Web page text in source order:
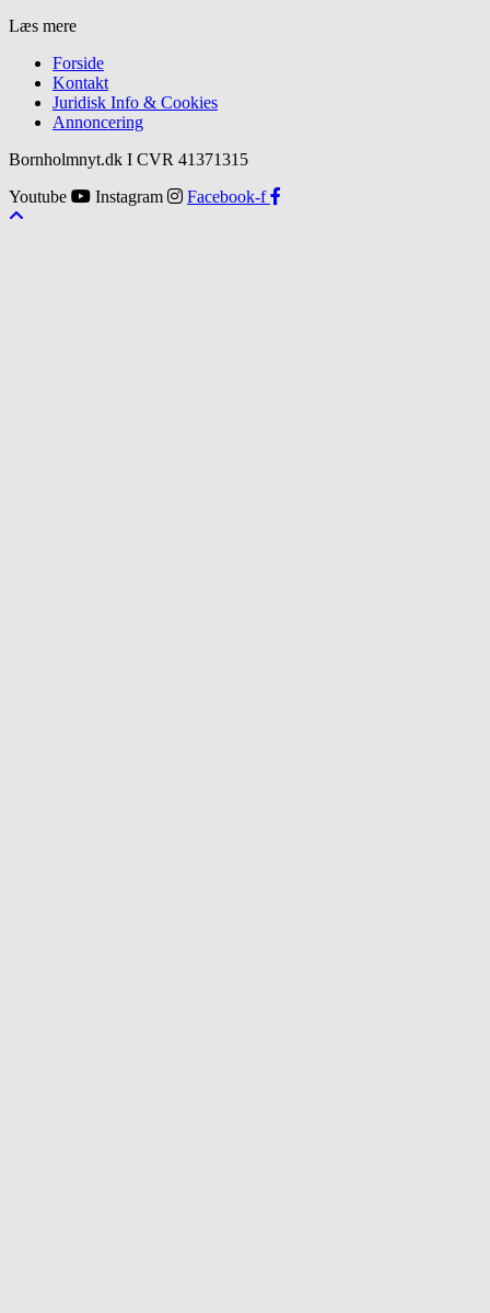
Læs mere
Forside
Kontakt
Juridisk Info & Cookies​
Annoncering
Bornholmnyt.dk I CVR 41371315
Youtube
Instagram Facebook-f